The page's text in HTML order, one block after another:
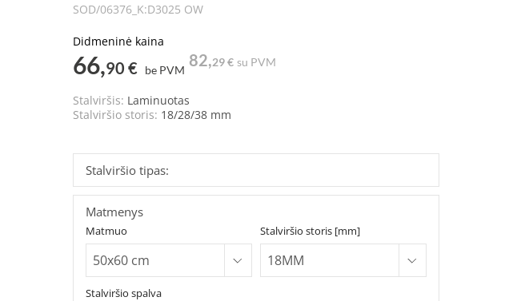
SOD/06376_K:D3025 OW
Didmeninė kaina
66,90 € be PVM
82,29 € su PVM
Stalviršis: Laminuotas
Stalviršio storis: 18/28/38 mm
Stalviršio spalva
Matmuo Stalviršio storis [mm]
Matmenys
Stalviršio tipas: